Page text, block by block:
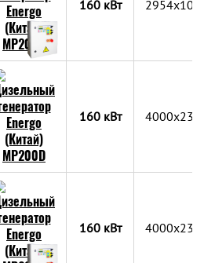
160 кВт
160 кВт
160 кВт